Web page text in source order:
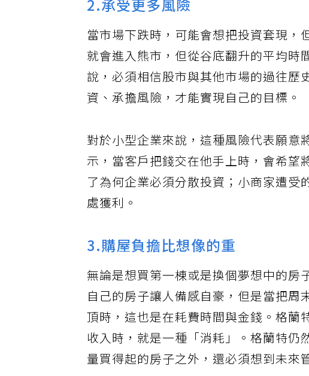
2.承受更多風險
當市場下跌時，可能會想把投資套現，
就會進入熊市，但從谷底翻升的平均時
說，必須相信股市與其他市場的過往歷
資、承擔風險，才能實現自己的目標。
對於小型企業來說，這種風險代表願意
示，當客戶把錢交在他手上時，會希望
了為何企業必須分散投資；小商家遭受
處獲利。
3.購屋負擔比想像的重
無論是想買第一棟或是換個夢想中的房
自己的房子讓人備感自豪，但是當把
頂時，這也是在耗費時間與金錢。格蘭
收入時，就是一種「消耗」。格蘭特仍
量買得起的房子之外，還必須想到未來